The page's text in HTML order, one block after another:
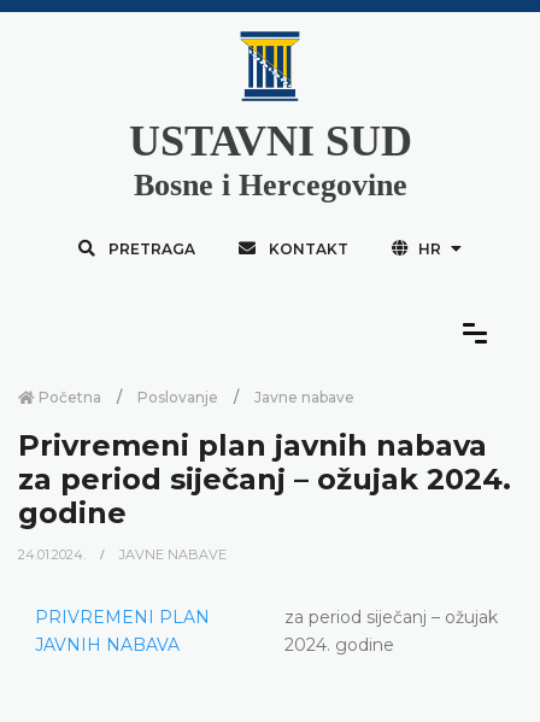
USTAVNI SUD
Bosne i Hercegovine
PRETRAGA KONTAKT HR
Početna Poslovanje Javne nabave
Privremeni plan javnih nabava
za period siječanj – ožujak 2024.
godine
24.01.2024. JAVNE NABAVE
PRIVREMENI PLAN
JAVNIH NABAVA
za period siječanj – ožujak
2024. godine